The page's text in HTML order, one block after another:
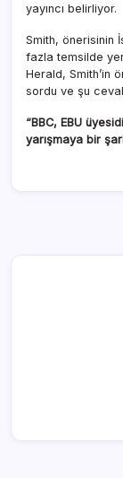
yayıncı belirliyor.
Smith, önerisinin
fazla temsilde yer
Herald, Smith’in
sordu ve şu
“BBC, EBU
yarışmaya bir